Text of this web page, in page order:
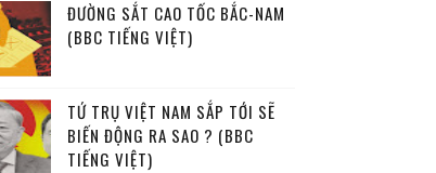
ĐƯỜNG SẮT CAO TỐC BẮC-NAM
(BBC TIẾNG VIỆT)
TỨ TRỤ VIỆT NAM SẮP TỚI SẼ
BIẾN ĐỘNG RA SAO ? (BBC
TIẾNG VIỆT)